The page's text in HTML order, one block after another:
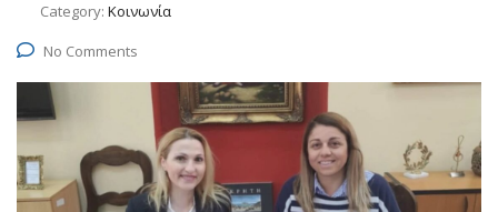
Category: Κοινωνία
No Comments